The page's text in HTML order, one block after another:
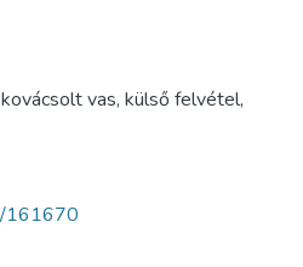
kovácsolt vas, külső felvétel,
161670